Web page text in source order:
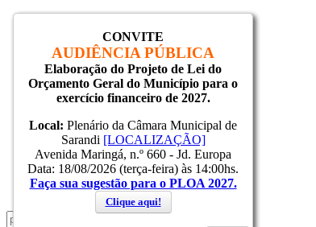
Inicial
Notícias
Serviços
Secretarias
Cidade
Ouvidoria
WebMail
...
Ajuda
Login
CONVITE
AUDIÊNCIA PÚBLICA
Elaboração do Projeto de Lei do
Orçamento Geral do Município para o
exercício financeiro de 2027.
Local: Plenário da Câmara Municipal de
Sarandi [LOCALIZAÇÃO]
Avenida Maringá, n.º 660 - Jd. Europa
Data: 18/08/2026 (terça-feira) às 14:00hs.
Faça sua sugestão para o PLOA 2027.
Clique aqui!